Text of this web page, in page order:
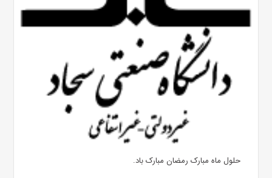
حلول ماه مبارک رمضان مبارک باد.